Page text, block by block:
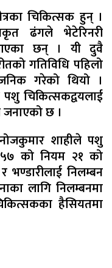
चिकित्सक हुन् ।
ढंगले भेटेरिनरी
आएका छन् । यी दुवै
गतिविधि पहिलो
गरेको थियो ।
चिकित्सकद्वयलाई
जनाएको छ ।
शाहीले पशु
को नियम २१ को
भण्डारीलाई निलम्बन
लागि निलम्बनमा
हैसियतमा